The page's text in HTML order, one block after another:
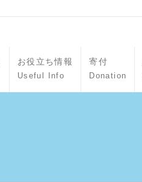
お役立ち情報
Useful Info
寄付
Donation